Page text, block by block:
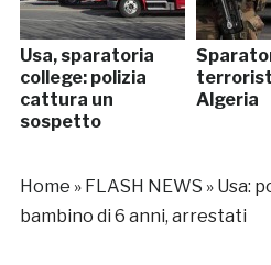
Usa, sparatoria
college: polizia
cattura un
sospetto
Algeria
Home » FLASH NEWS » Usa:
bambino di 6 anni, arrestati